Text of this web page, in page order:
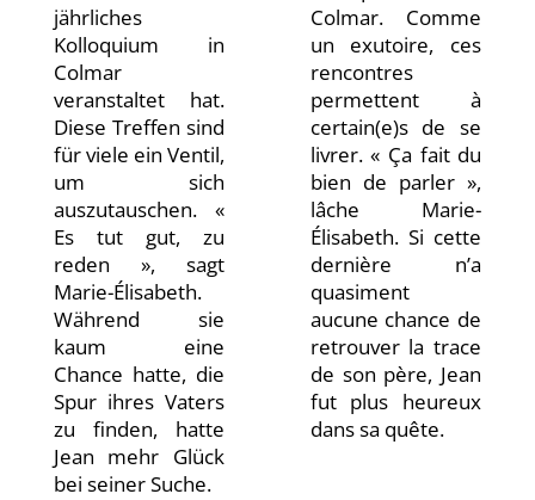
jährliches
Kolloquium in
Colmar
veranstaltet hat.
Diese Treffen sind
für viele ein Ventil,
um sich
auszutauschen. «
Es tut gut, zu
reden », sagt
Marie-Élisabeth.
Während sie
kaum eine
Chance hatte, die
Spur ihres Vaters
zu finden, hatte
Jean mehr Glück
bei seiner Suche.
Colmar. Comme
un exutoire, ces
rencontres
permettent à
certain(e)s de se
livrer. « Ça fait du
bien de parler »,
lâche Marie-
Élisabeth. Si cette
dernière n’a
quasiment
aucune chance de
retrouver la trace
de son père, Jean
fut plus heureux
dans sa quête.